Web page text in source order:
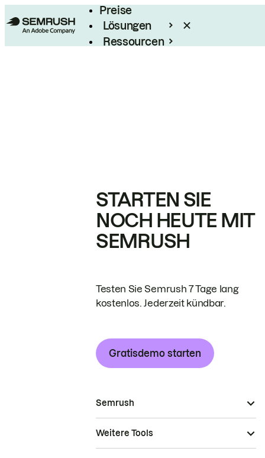
Preise
Lösungen
Ressourcen
STARTEN SIE
NOCH HEUTE MIT
SEMRUSH
Testen Sie Semrush 7 Tage lang
kostenlos. Jederzeit kündbar.
Gratisdemo starten
Semrush
Weitere Tools